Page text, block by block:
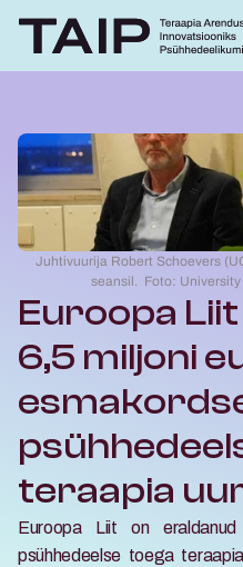
Juhtivuurija Robert Schoevers
seansil.  Foto:
Euroopa
6,5 miljoni
teraapia
Euroopa Liit on
psühhedeelse toega